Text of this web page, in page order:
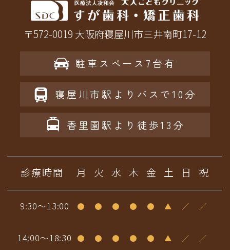
〒572-0019 大阪府寝屋川市三井南町17-12
駐車スペース7台有
寝屋川市駅よりバスで10分
香里園駅より徒歩13分
診療時間 月 火 水 木 金 土 日 祝
9:30〜13:00 ● ● ● ● ● ▲ ／ ／
14:00〜18:30 ● ● ● ● ● ▲ ／ ／